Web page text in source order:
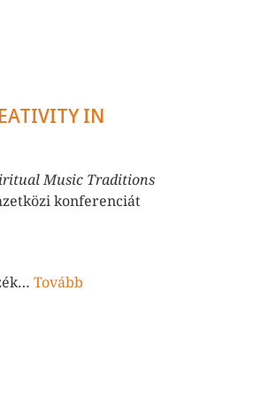
IN
Music Traditions
konferenciát
Tovább